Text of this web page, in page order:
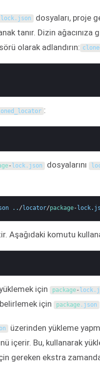
lock . json
dosyaları, proje
tanır. Dizin
olarak adlandırın:
:
- lock . json dosyalarını
. . /locator/package-lock.
Aşağıdaki komutu
için package- lock.
için package. json
üzerinden yükleme
içerir. Bu, kullanarak
gereken ekstra